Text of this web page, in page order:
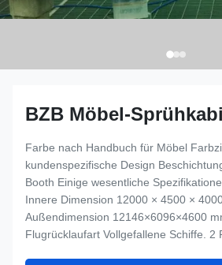
BZB Möbel-
Farbe nach Handbuch für Möbel
kundenspezifische Design
Booth Einige wesentliche
Innere Dimension 12000 × 4500 ×
Außendimension 12146×6096×4600
Flugrücklaufart Vollgefallene Schiffe. 2